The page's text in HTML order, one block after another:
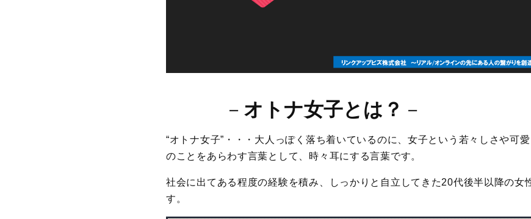
－ オトナ女子とは？ －
“オトナ女子”・・・大人っぽく落ち着いているのに、女子という若々しさや可
のことをあらわす言葉として、時々耳にする言葉です。
社会に出てある程度の経験を積み、しっかりと自立してきた20代後半以降の女
す。